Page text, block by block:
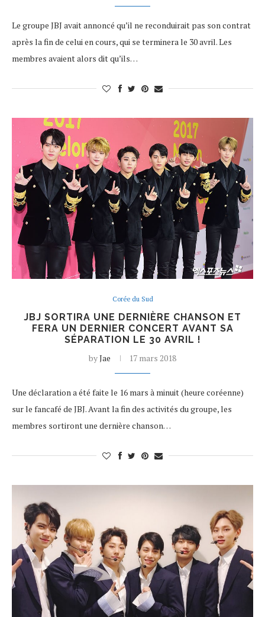
Le groupe JBJ avait annoncé qu’il ne reconduirait pas son contrat
après la fin de celui en cours, qui se terminera le 30 avril. Les
membres avaient alors dit qu’ils…
Corée du Sud
JBJ SORTIRA UNE DERNIÈRE CHANSON ET
FERA UN DERNIER CONCERT AVANT SA
SÉPARATION LE 30 AVRIL !
byJae 17 mars 2018
Une déclaration a été faite le 16 mars à minuit (heure coréenne)
sur le fancafé de JBJ. Avant la fin des activités du groupe, les
membres sortiront une dernière chanson…